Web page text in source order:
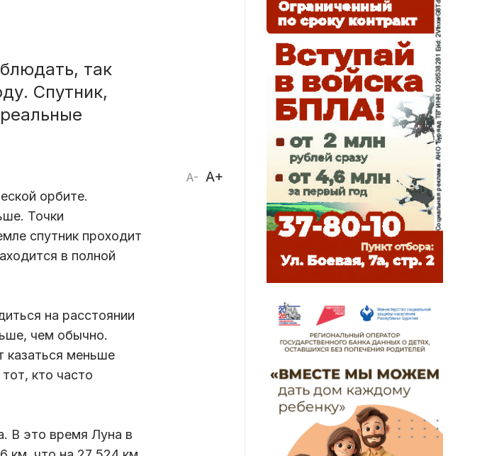
так
Спутник,
A- A+
орбите.
Точки
спутник проходит
в полной
на расстоянии
чем обычно.
казаться меньше
кто часто
В это время Луна в